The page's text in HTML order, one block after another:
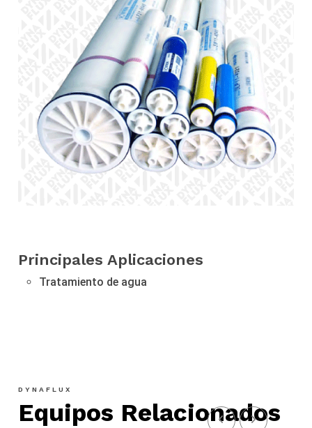
Principales Aplicaciones
Tratamiento de agua
DYNAFLUX
Equipos Relacionados